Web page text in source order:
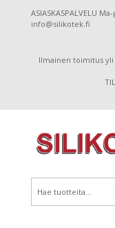
ASIASKASPALVELU
info@silikotek.fi
Ilmainen toimitus